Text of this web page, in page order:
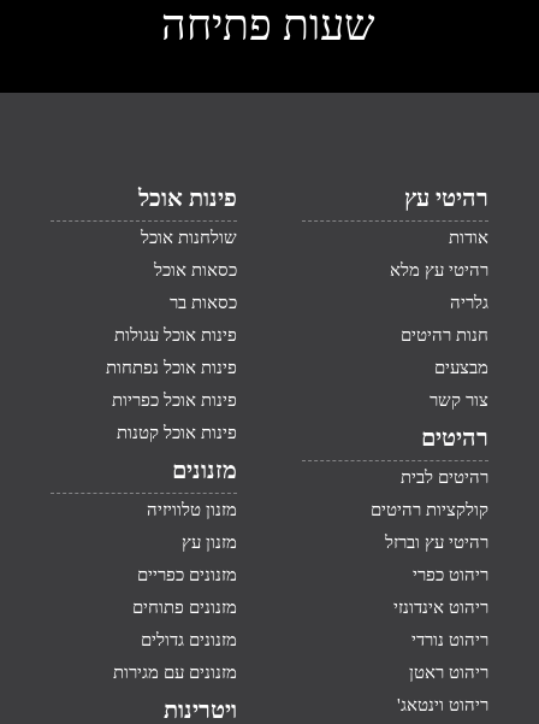
שעות פתיחה
רהיטי עץ
אודות
רהיטי עץ מלא
גלריה
חנות רהיטים
מבצעים
צור קשר
רהיטים
רהיטים לבית
קולקציות רהיטים
רהיטי עץ וברזל
ריהוט כפרי
ריהוט אינדונזי
ריהוט נורדי
ריהוט ראטן
ריהוט וינטאג'
פינות אוכל
שולחנות אוכל
כסאות אוכל
כסאות בר
פינות אוכל עגולות
פינות אוכל נפתחות
פינות אוכל כפריות
פינות אוכל קטנות
מזנונים
מזנון טלוויזיה
מזנון עץ
מזנונים כפריים
מזנונים פתוחים
מזנונים גדולים
מזנונים עם מגירות
ויטרינות